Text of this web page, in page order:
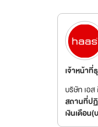
เจ้าหน้าที่
บริษัท เอส
สถานที่ป
เงินเดือน